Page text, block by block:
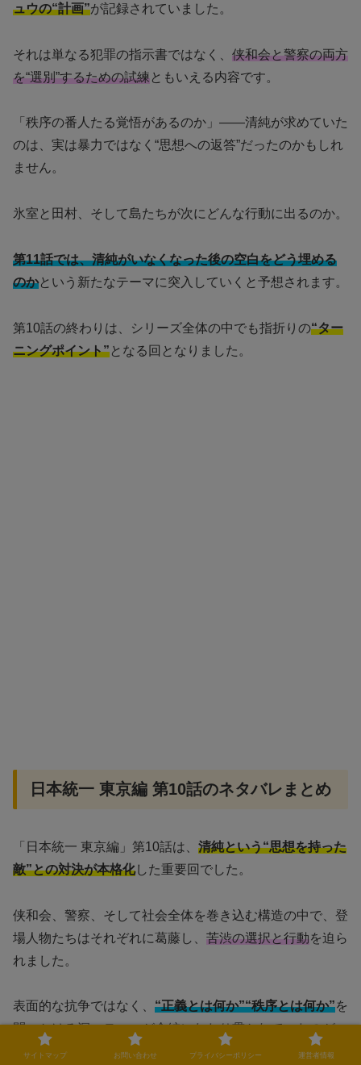
ュウの“計画”が記録されていました。
それは単なる犯罪の指示書ではなく、 侠和会と警察の両方
を“選別”するための試練ともいえる内容です。
「秩序の番人たる覚悟があるのか」――清純が求めていた
のは、実は暴力ではなく“思想への返答”だったのかもしれ
ません。
氷室と田村、そして島たちが次にどんな行動に出るのか。
第11話では、清純がいなくなった後の空白をどう埋める
のかという新たなテーマに突入していくと予想されます。
第10話の終わりは、シリーズ全体の中でも指折りの“ター
ニングポイント”となる回となりました。
日本統一 東京編 第10話のネタバレまとめ
「日本統一 東京編」第10話は、 清純という“思想を持った
敵”との対決が本格化した重要回でした。
侠和会、警察、そして社会全体を巻き込む構造の中で、登
場人物たちはそれぞれに葛藤し、 苦渋の選択と行動を迫ら
れました。
表面的な抗争ではなく、 “正義とは何か”“秩序とは何か”を
問いかける深いテーマが全編にわたり貫かれていたのが、
今回のエピソードの最大の特徴です。
サイトマップ お問い合わせ プライバシーポリシー 運営者情報